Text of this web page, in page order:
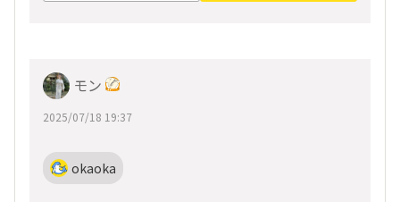
モン
2025/07/18 19:37
okaoka